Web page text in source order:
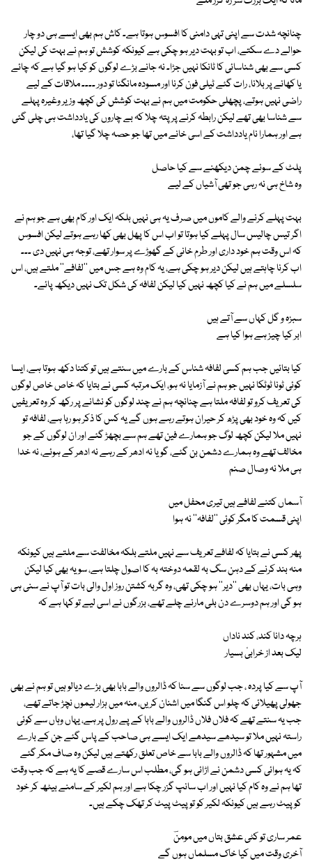
چنانچہ شدت سے اپنی تہی دامنی کا افسوس ہوتا ہے۔ کاش ہم بھی ایسے ہی دو چار
حوالے دے سکتے، اب تو بہت دیر ہو چکی ہے کیونکہ کوشش تو ہم نے بہت کی لیکن
کسی سے بھی شناسائی کا ٹانکا نہیں جڑا۔ نہ جانے بڑے لوگوں کو کیا ہو گیا ہے کہ چائے
یا کھانے پر بلانا، رات گئے ٹیلی فون کرنا اور مسودہ مانگنا تو دور ۔۔۔۔ ملاقات کے لیے
راضی نہیں ہوتے، پچھلی حکومت میں ہم نے بہت کوشش کی کچھ وزیر وغیرہ پہلے
سے شناسا بھی تھے لیکن رابطہ کرنے پر پتہ چلا کہ بے چاروں کی یادداشت ہی چلی گئی
ہے اور ہمارا نام یادداشت کے اسی خانے میں تھا جو حصہ چلا گیا تھا،
پلٹ کے سوئے چمن دیکھنے سے کیا حاصل
وہ شاخ ہی نہ رہی جو تھی آشیاں کے لیے
بہت پہلے کرنے والے کاموں میں صرف یہ ہی نہیں بلکہ ایک اور کام بھی ہے جو ہم نے
اگر تیس چالیس سال پہلے کیا ہوتا تو اب اس کا پھل بھی کھا رہے ہوتے لیکن افسوس
کہ اس وقت ہم خود داری اور طرم خانی کے گھوڑے پر سوار تھے، توجہ ہی نہیں دی ۔۔۔
اب کرنا چاہتے ہیں لیکن دیر ہو چکی ہے، یہ کام وہ ہے جس میں ''لفافے'' ملتے ہیں، اس
سلسلے میں ہم نے کیا کچھ نہیں کیا لیکن لفافہ کی شکل تک نہیں دیکھ پائے۔
سبزہ و گل کہاں سے آتے ہیں
ابر کیا چیز ہے ہوا کیا ہے
کیا بتائیں جب ہم کسی لفافہ شناس کے بارے میں سنتے ہیں تو کتنا دکھ ہوتا ہے، ایسا
کوئی ٹونا ٹوٹکا نہیں جو ہم نے آزمایا نہ ہو، ایک مرتبہ کسی نے بتایا کہ خاص خاص لوگوں
کی تعریف کرو تو لفافہ ملتا ہے چنانچہ ہم نے چند لوگوں کو نشانے پر رکھ کر وہ تعریفیں
کیں کہ وہ خود بھی پڑھ کر حیران ہوتے رہے ہوں گے یہ کس کا ذکر ہو رہا ہے، لفافہ تو
نہیں ملا لیکن کچھ لوگ جو ہمارے فین تھے ہم سے بچھڑ گئے اور ان لوگوں کے جو
مخالف تھے وہ ہمارے دشمن بن گئے، گویا نہ ادھر کے رہے نہ ادھر کے ہوئے، نہ خدا
ہی ملا نہ وصال صنم
آسماں کتنے لفافے ہیں تیری محفل میں
اپنی قسمت کا مگر کوئی ''لفافہ'' نہ ہوا
پھر کسی نے بتایا کہ لفافے تعریف سے نہیں ملتے بلکہ مخالفت سے ملتے ہیں کیونکہ
منہ بند کرنے کے دہن سگ بہ لقمہ دوختہ بہ کا اصول چلتا ہے، سو یہ بھی کیا لیکن
وہی بات، یہاں بھی ''دیر'' ہو چکی تھی، وہ گربہ کشتن روز اول والی بات تو آپ نے سنی ہی
ہو گی اور ہم دوسرے دن بلی مارنے چلے تھے، بزرگوں نے اسی لیے تو کہا ہے کہ
ہرچہ دانا کند، کند ناداں
لیک بعد از خرابیٔ بسیار
آپ سے کیا پردہ ، جب لوگوں سے سنا کہ ڈالروں والے بابا بھی بڑے دیالو ہیں تو ہم نے بھی
جھولی پھیلائی کہ چلو اس گنگا میں اشنان کریں، منہ میں ہزار لیموں نچڑ جاتے تھے،
جب یہ سنتے تھے کہ فلاں فلاں ڈالروں والے بابا کے پے رول پر ہے، یہاں وہاں سے کوئی
راستہ نہیں ملا تو سیدھے سیدھے ایک ایسے ہی صاحب کے پاس گئے جن کے بارے
میں مشہور تھا کہ ڈالروں والے بابا سے خاص تعلق رکھتے ہیں لیکن وہ صاف مکر گئے
کہ یہ ہوائی کسی دشمن نے اڑائی ہو گی، مطلب اس سارے قصے کا یہ ہے کہ جب وقت
تھا ہم نے وہ کام کیا نہیں اور اب سانپ گزر چکا ہے اور ہم لکیر کے سامنے بیٹھ کر خود
کو پیٹ رہے ہیں کیونکہ لکیر کو تو پیٹ پیٹ کر تھک چکے ہیں۔
عمر ساری تو کٹی عشق بتاں میں مومنؔ
آخری وقت میں کیا خاک مسلماں ہوں گے